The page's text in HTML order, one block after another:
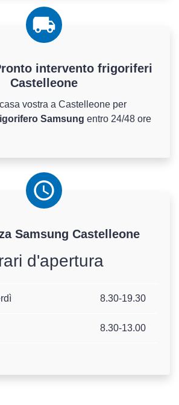
intervento frigoriferi
Castelleone
vostra a Castelleone per
Samsung entro 24/48 ore
Samsung Castelleone
d'apertura
8.30-19.30
8.30-13.00